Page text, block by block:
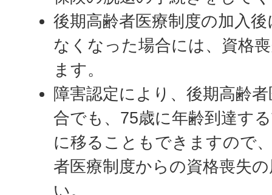
後期高齢者医療制度の加入
なくなった場合には、資格
ます。
障害認定により、後期高齢
合でも、75歳に年齢到達す
に移ることもできますので
者医療制度からの資格喪失
い。